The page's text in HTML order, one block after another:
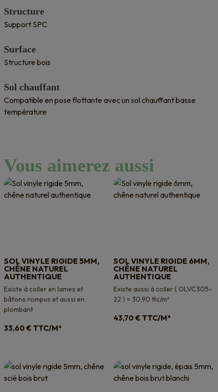
Structure
Support SPC
Surface
Structure bois
Sol chauffant
Compatible en pose flottante avec un sol chauffant basse
température
Vous aimerez aussi
SOL VINYLE RIGIDE 5MM,
CHÊNE NATUREL
AUTHENTIQUE
Existe à coller en lames et
bâtons rompus et aussi en
plombant
33,60 € TTC/M²
SOL VINYLE RIGIDE 6MM,
CHÊNE NATUREL
AUTHENTIQUE
Existe aussi à coller ( OLVC305-
22 ) = 30,90 ttc/m²
43,70 € TTC/M²